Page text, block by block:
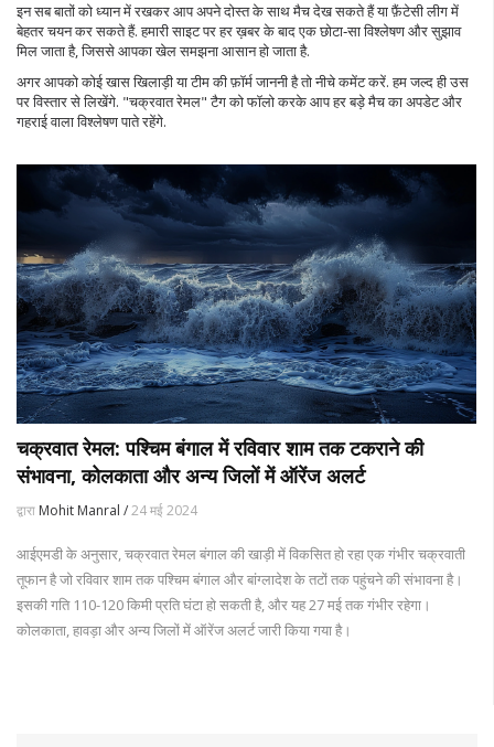
इन सब बातों को ध्यान में रखकर आप अपने दोस्त के साथ मैच देख सकते हैं या फ़ैंटेसी लीग में
बेहतर चयन कर सकते हैं. हमारी साइट पर हर ख़बर के बाद एक छोटा‑सा विश्लेषण और सुझाव
मिल जाता है, जिससे आपका खेल समझना आसान हो जाता है.
अगर आपको कोई खास खिलाड़ी या टीम की फ़ॉर्म जाननी है तो नीचे कमेंट करें. हम जल्द ही उस
पर विस्तार से लिखेंगे. "चक्रवात रेमल" टैग को फॉलो करके आप हर बड़े मैच का अपडेट और
गहराई वाला विश्लेषण पाते रहेंगे.
चक्रवात रेमल: पश्चिम बंगाल में रविवार शाम तक टकराने की
संभावना, कोलकाता और अन्य जिलों में ऑरेंज अलर्ट
द्वारा Mohit Manral /24 मई 2024
आईएमडी के अनुसार, चक्रवात रेमल बंगाल की खाड़ी में विकसित हो रहा एक गंभीर चक्रवाती
तूफान है जो रविवार शाम तक पश्चिम बंगाल और बांग्लादेश के तटों तक पहुंचने की संभावना है।
इसकी गति 110-120 किमी प्रति घंटा हो सकती है, और यह 27 मई तक गंभीर रहेगा।
कोलकाता, हावड़ा और अन्य जिलों में ऑरेंज अलर्ट जारी किया गया है।